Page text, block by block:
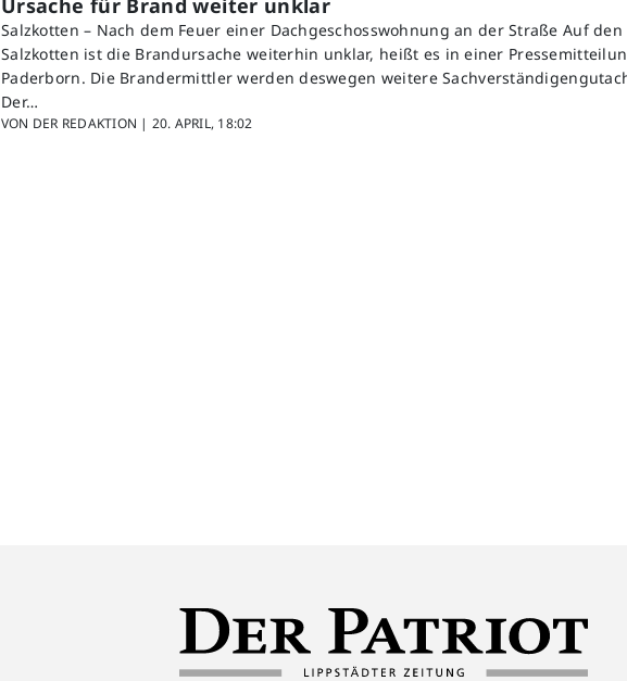
Ursache für Brand weiter unklar
Salzkotten – Nach dem Feuer einer Dachgeschosswohnung an der Straße Auf
Salzkotten ist die Brandursache weiterhin unklar, heißt es in einer
Paderborn. Die Brandermittler werden deswegen weitere
Der…
VON DER REDAKTION | 20. APRIL, 18:02